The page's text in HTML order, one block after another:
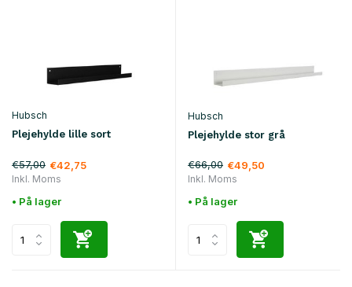
Hubsch
Plejehylde lille sort
€57,00 €42,75
Inkl. Moms
• På lager
Hubsch
Plejehylde stor grå
€66,00 €49,50
Inkl. Moms
• På lager